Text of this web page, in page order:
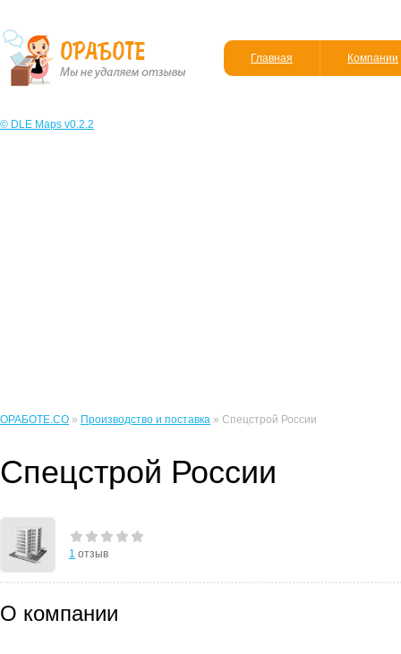
Главная Компании
© DLE Maps v0.2.2
ОРАБОТЕ.CO » Производство и поставка » Спецстрой России
Спецстрой России
1 отзыв
О компании